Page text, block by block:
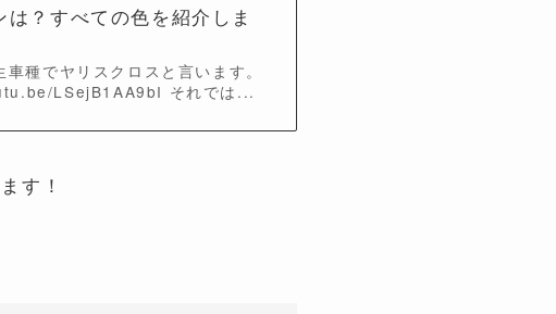
？すべての色を紹介しま
種でヤリスクロスと言います。
LSejB1AA9bI それでは...
す！